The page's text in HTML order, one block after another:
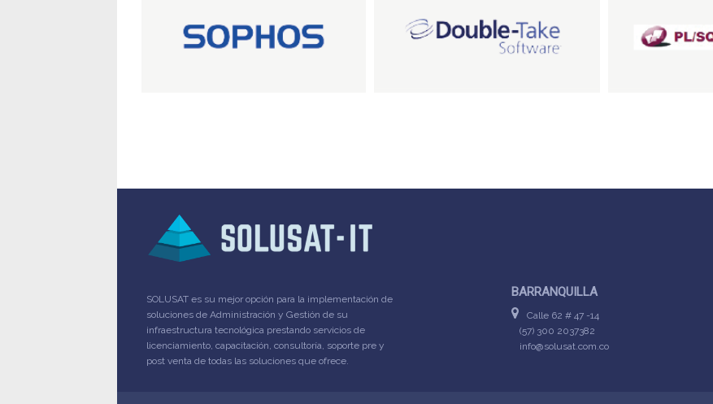
SOLUSAT es su mejor opción para la implementación de
soluciones de Administración y Gestión de su
infraestructura tecnológica prestando servicios de
licenciamiento, capacitación, consultoría, soporte pre y
post venta de todas las soluciones que ofrece.
BARRANQUILLA
Calle 62 # 47 -14
(57) 300 2037382
info@solusat.com.co